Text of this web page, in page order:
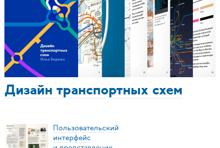
Дизайн транспортных схем
Пользовательский
интерфейс